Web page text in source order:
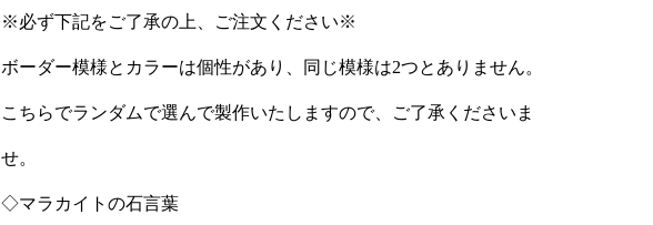
※必ず下記をご了承の上、ご注文ください※
ボーダー模様とカラーは個性があり、同じ模様は2つとありません。
こちらでランダムで選んで製作いたしますので、ご了承くださいま
せ。
◇マラカイトの石言葉